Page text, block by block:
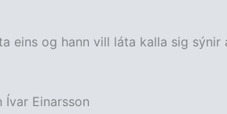
eins og hann vill láta kalla sig sýnir
Ívar Einarsson